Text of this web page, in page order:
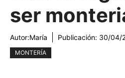
ser
Autor:María Publicación: 30/04/
MONTERÍA